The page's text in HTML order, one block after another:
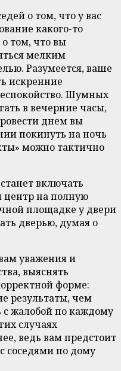
о том, что у вас
какого-то
том, что вы
мелким
Разумеется, ваше
искренние
Шумных
в вечерние часы,
днем вы
покинуть на ночь
можно тактично
включать
центр на полную
площадке у двери
дверью, думая о
уважения и
выяснять
форме:
результаты, чем
с жалобой по каждому
случаях
ведь вам предстоит
соседями по дому